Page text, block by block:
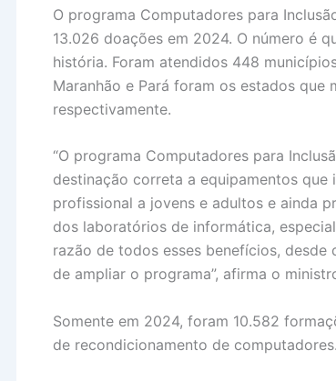
O programa Computadores para
13.026 doações em 2024. O número é
história. Foram atendidos 448
Maranhão e Pará foram os estados que
respectivamente.
“O programa Computadores para
destinação correta a equipamentos
profissional a jovens e adultos e ainda
dos laboratórios de informática,
razão de todos esses benefícios, desde
de ampliar o programa”, afirma o
Somente em 2024, foram 10.582
de recondicionamento de computadores.